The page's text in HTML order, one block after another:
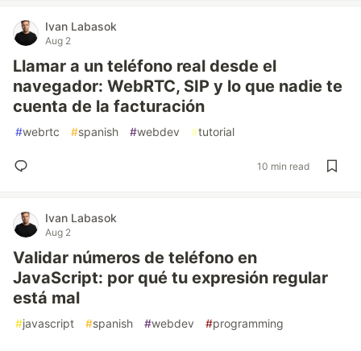
Ivan Labasok
Aug 2
Llamar a un teléfono real desde el
navegador: WebRTC, SIP y lo que nadie te
cuenta de la facturación
#webrtc #spanish #webdev #tutorial
10 min read
Ivan Labasok
Aug 2
Validar números de teléfono en
JavaScript: por qué tu expresión regular
está mal
#javascript #spanish #webdev #programming